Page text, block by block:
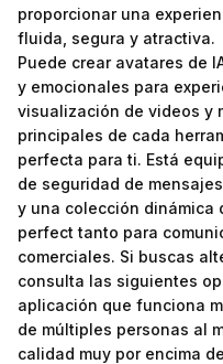
proporcionar una
fluida, segura y atractiva.
Puede crear avatares de
y emocionales para
visualización de videos y
principales de cada
perfecta para ti. Está
de seguridad de
y una colección dinámica
perfect tanto para
comerciales. Si buscas
consulta las siguientes
aplicación que funciona
de múltiples personas al
calidad muy por encima